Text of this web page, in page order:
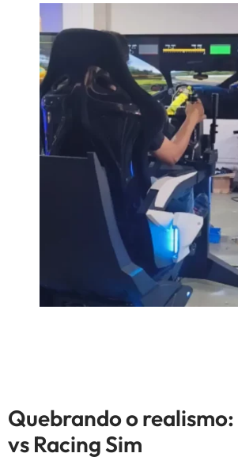
Quebrando o
vs Racing Sim